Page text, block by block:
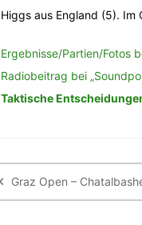
Higgs aus England (5). Im
Ergebnisse/Partien/Fotos
Radiobeitrag bei
Taktische
Graz Open –